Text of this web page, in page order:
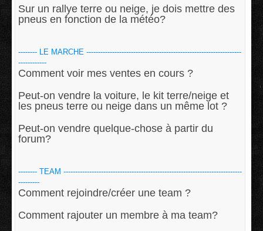
Sur un rallye terre ou neige, je dois mettre des
pneus en fonction de la météo?
-------- LE MARCHE ------------------------------------------------------------------
------------
Comment voir mes ventes en cours ?
Peut-on vendre la voiture, le kit terre/neige et
les pneus terre ou neige dans un même lot ?
Peut-on vendre quelque-chose à partir du
forum?
-------- TEAM ----------------------------------------------------------------------------
---------
Comment rejoindre/créer une team ?
Comment rajouter un membre à ma team?